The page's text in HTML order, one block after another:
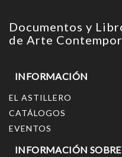
Documentos y
de Arte
INFORMACIÓN
EL ASTILLERO
CATÁLOGOS
EVENTOS
INFORMACIÓN